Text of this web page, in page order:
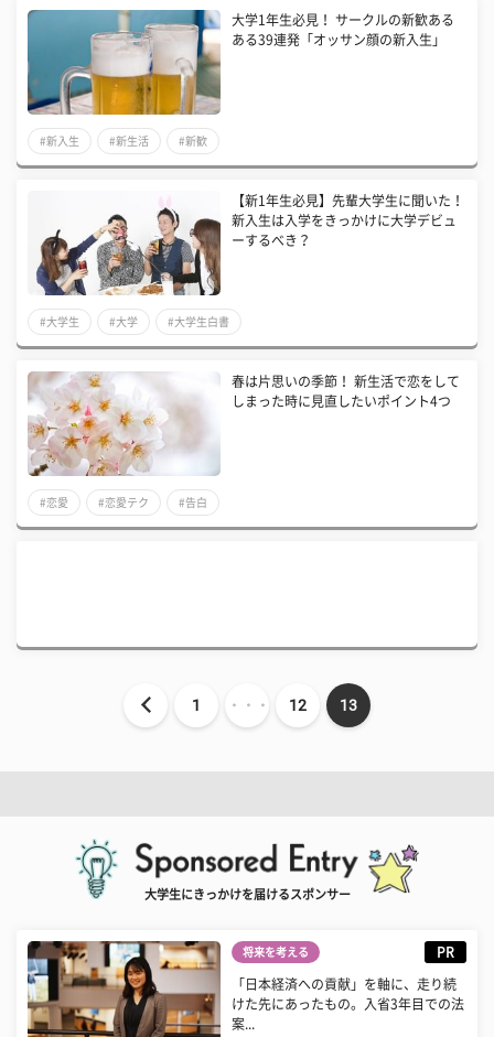
大学1年生必見！ サークルの新歓ある
ある39連発「オッサン顔の新入生」
#新入生 #新生活 #新歓
【新1年生必見】先輩大学生に聞いた！
新入生は入学をきっかけに大学デビュ
ーするべき？
#大学生 #大学 #大学生白書
春は片思いの季節！ 新生活で恋をして
しまった時に見直したいポイント4つ
#恋愛 #恋愛テク #告白
1 ・・・ 12 13
大学生にきっかけを届けるスポンサー
将来を考える PR
「日本経済への貢献」を軸に、走り続
けた先にあったもの。入省3年目での法
案...